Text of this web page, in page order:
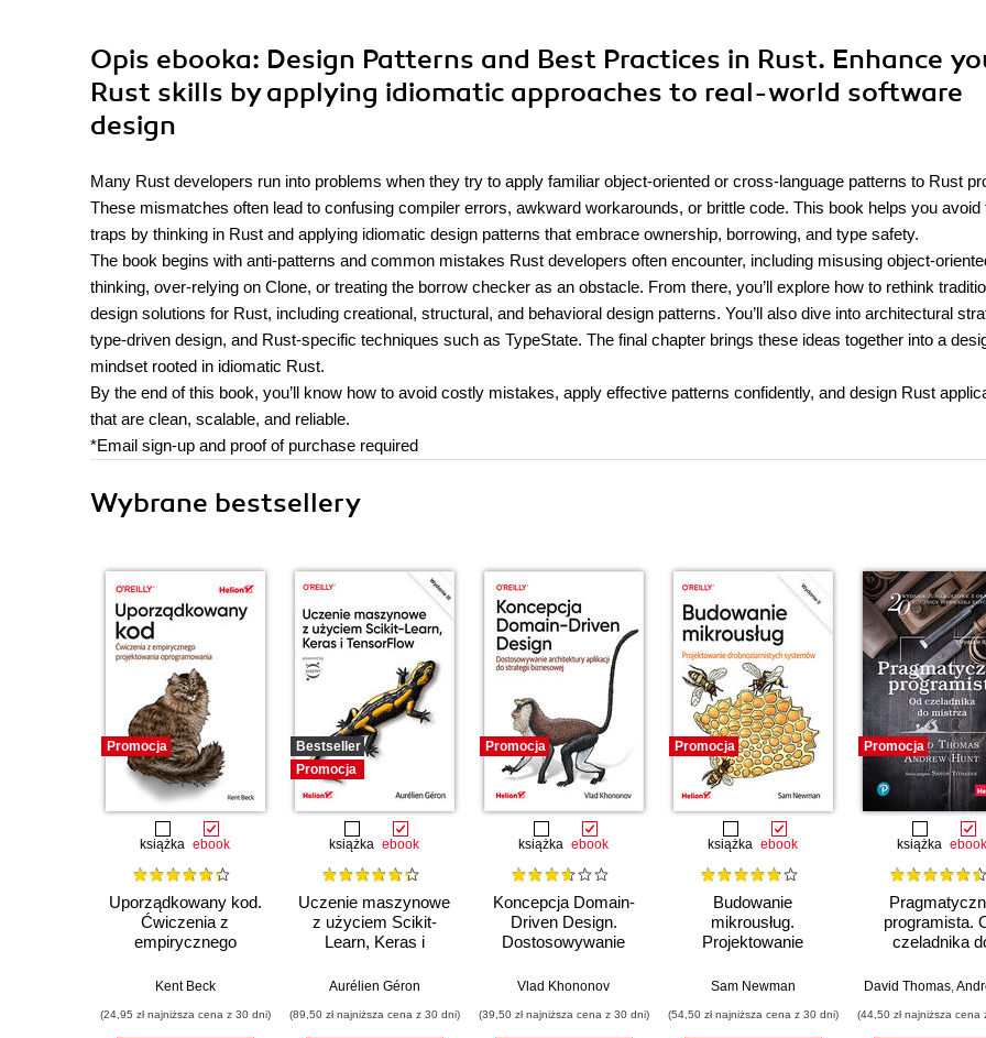
Opis ebooka: Design Patterns and Best Practices in Rust. Enhance
Rust skills by applying idiomatic approaches to real-world software
design
Many Rust developers run into problems when they try to apply familiar object-oriented or cross-language patterns to Rust
These mismatches often lead to confusing compiler errors, awkward workarounds, or brittle code. This book helps you avoid
traps by thinking in Rust and applying idiomatic design patterns that embrace ownership, borrowing, and type safety.
The book begins with anti-patterns and common mistakes Rust developers often encounter, including misusing object-
thinking, over-relying on Clone, or treating the borrow checker as an obstacle. From there, you’ll explore how to rethink
design solutions for Rust, including creational, structural, and behavioral design patterns. You’ll also dive into architectural
type-driven design, and Rust-specific techniques such as TypeState. The final chapter brings these ideas together into a
mindset rooted in idiomatic Rust.
By the end of this book, you’ll know how to avoid costly mistakes, apply effective patterns confidently, and design Rust
that are clean, scalable, and reliable.
*Email sign-up and proof of purchase required
Wybrane bestsellery
Promocja
książka ebook
Uporządkowany kod.
Ćwiczenia z
empirycznego
oprogramowania
Kent Beck
(24,95 zł najniższa cena z 30 dni)
Bestseller
Promocja
książka ebook
Uczenie maszynowe
z użyciem Scikit-
Learn, Keras i
III
Aurélien Géron
(89,50 zł najniższa cena z 30 dni)
Promocja
książka ebook
Koncepcja Domain-
Driven Design.
Dostosowywanie
do strategii
Vlad Khononov
(39,50 zł najniższa cena z 30 dni)
Promocja
książka ebook
Budowanie
mikrousług.
Projektowanie
systemów. Wydanie
Sam Newman
(54,50 zł najniższa cena z 30 dni)
Promocja
książka ebook
programista.
czeladnika
David Thomas,Andrew
(44,50 zł najniższa cena